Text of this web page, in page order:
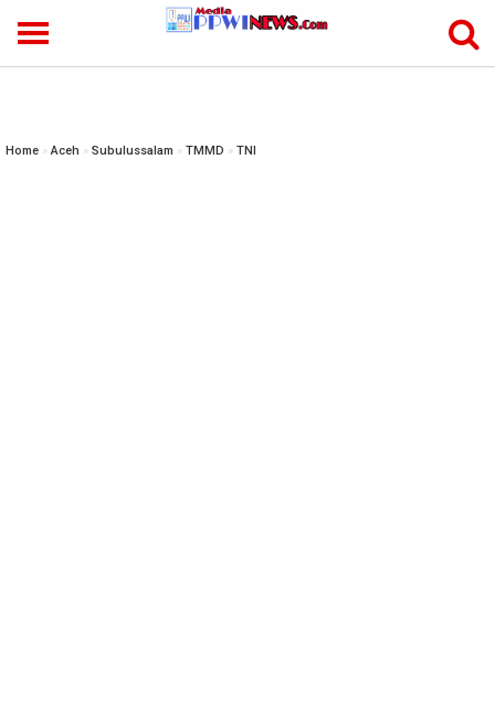
Home »Aceh » Subulussalam » TMMD » TNI